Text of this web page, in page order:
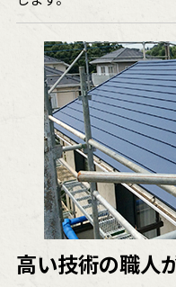
高い技術の職人